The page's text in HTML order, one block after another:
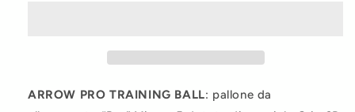
ARROW PRO TRAINING BALL: pallone da